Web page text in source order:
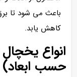
باعث می شود تا
کاهش یابد.
انواع
حسب ابعاد)